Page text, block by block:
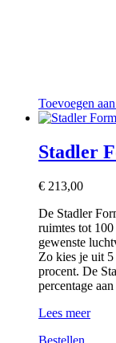
Toevoegen
Stadler
€ 213,00
De Stadler
ruimtes tot
gewenste
Zo kies je uit 5
procent. De
percentage
Stadler
Lees meer
Bestellen